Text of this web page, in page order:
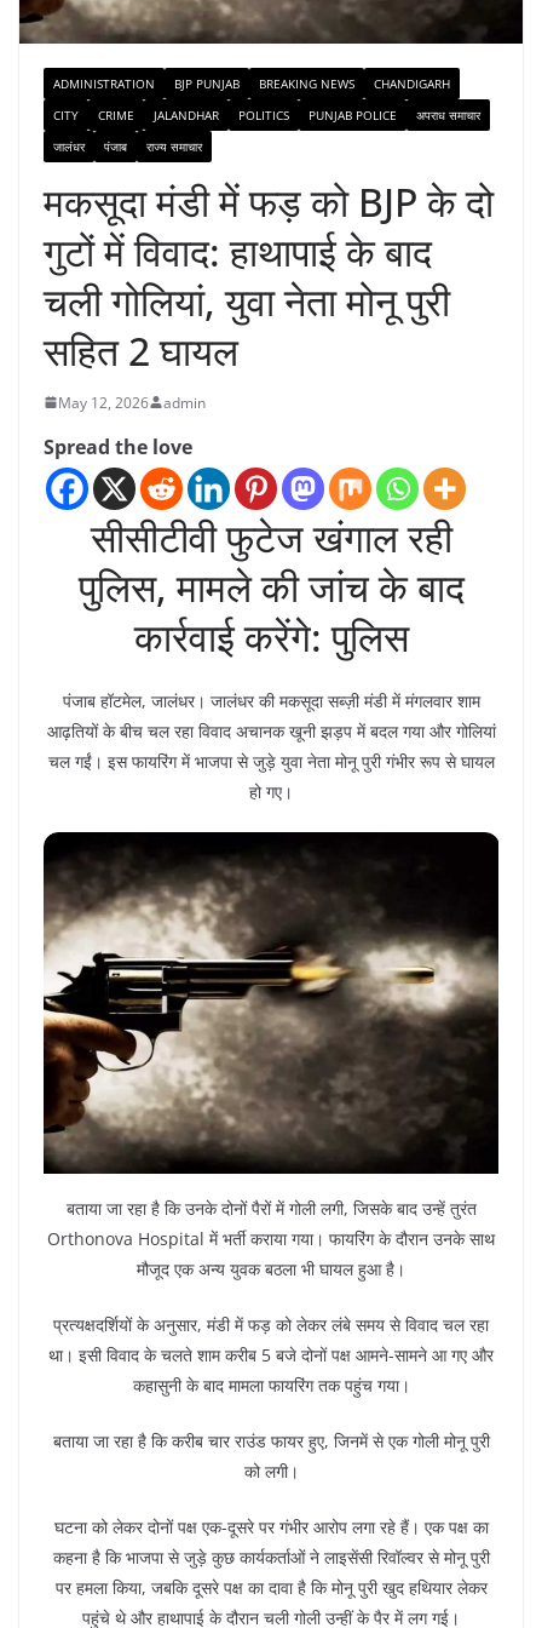
ADMINISTRATION BJP PUNJAB BREAKING NEWS
CHANDIGARH
CITY
CRIME JALANDHAR POLITICS PUNJAB POLICE
अपराध समाचार
जालंधर
पंजाब राज्य समाचार
मकसूदा मंडी में फड़ को BJP के दो
गुटों में विवाद: हाथापाई के बाद
चली गोलियां, युवा नेता मोनू पुरी
सहित 2 घायल
May 12, 2026 admin
Spread the love
सीसीटीवी फुटेज खंगाल रही
पुलिस, मामले की जांच के बाद
कार्रवाई करेंगे: पुलिस
पंजाब हॉटमेल, जालंधर। जालंधर की मकसूदा सब्ज़ी मंडी में मंगलवार शाम
आढ़तियों के बीच चल रहा विवाद अचानक खूनी झड़प में बदल गया और गोलियां
चल गईं। इस फायरिंग में भाजपा से जुड़े युवा नेता मोनू पुरी गंभीर रूप से घायल
हो गए।
बताया जा रहा है कि उनके दोनों पैरों में गोली लगी, जिसके बाद उन्हें तुरंत
Orthonova Hospital में भर्ती कराया गया। फायरिंग के दौरान उनके साथ
मौजूद एक अन्य युवक बठला भी घायल हुआ है।
प्रत्यक्षदर्शियों के अनुसार, मंडी में फड़ को लेकर लंबे समय से विवाद चल रहा
था। इसी विवाद के चलते शाम करीब 5 बजे दोनों पक्ष आमने-सामने आ गए और
कहासुनी के बाद मामला फायरिंग तक पहुंच गया।
बताया जा रहा है कि करीब चार राउंड फायर हुए, जिनमें से एक गोली मोनू पुरी
को लगी।
घटना को लेकर दोनों पक्ष एक-दूसरे पर गंभीर आरोप लगा रहे हैं। एक पक्ष का
कहना है कि भाजपा से जुड़े कुछ कार्यकर्ताओं ने लाइसेंसी रिवॉल्वर से मोनू पुरी
पर हमला किया, जबकि दूसरे पक्ष का दावा है कि मोनू पुरी खुद हथियार लेकर
पहुंचे थे और हाथापाई के दौरान चली गोली उन्हीं के पैर में लग गई।